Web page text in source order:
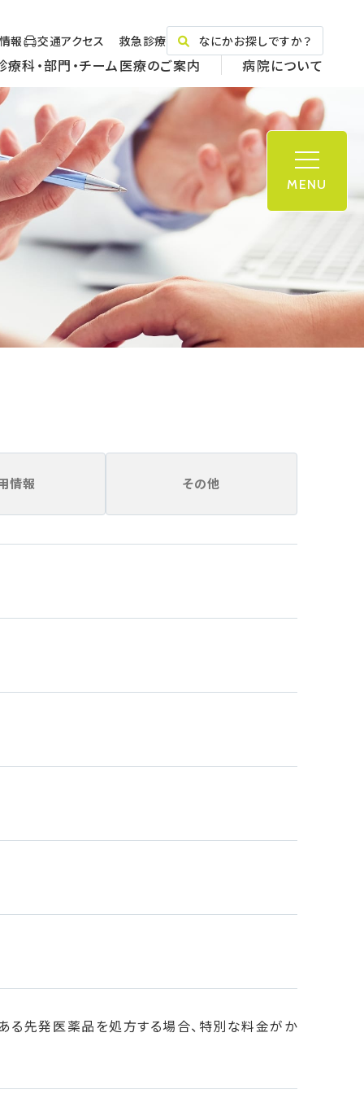
報 交通アクセス 救急診療 なにかお探しですか？
療科・部門・チーム医療のご案内 病院について
MENU
情報 その他
る先発医薬品を処方する場合、特別な料金がか